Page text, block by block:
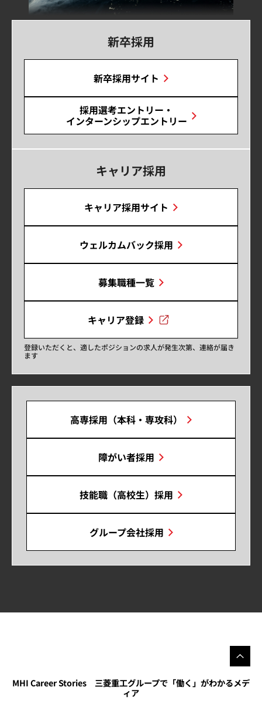
新卒採用
新卒採用サイト
採用選考エントリー・
インターンシップエントリー
キャリア採用
キャリア採用サイト
ウェルカムバック採用
募集職種一覧
キャリア登録
登録いただくと、適したポジションの求人が発生次第、連絡が届き
ます
高専採用（本科・専攻科）
障がい者採用
技能職（高校生）採用
グループ会社採用
MHI Career Stories 三菱重工グループで「働く」がわかるメデ
ィア